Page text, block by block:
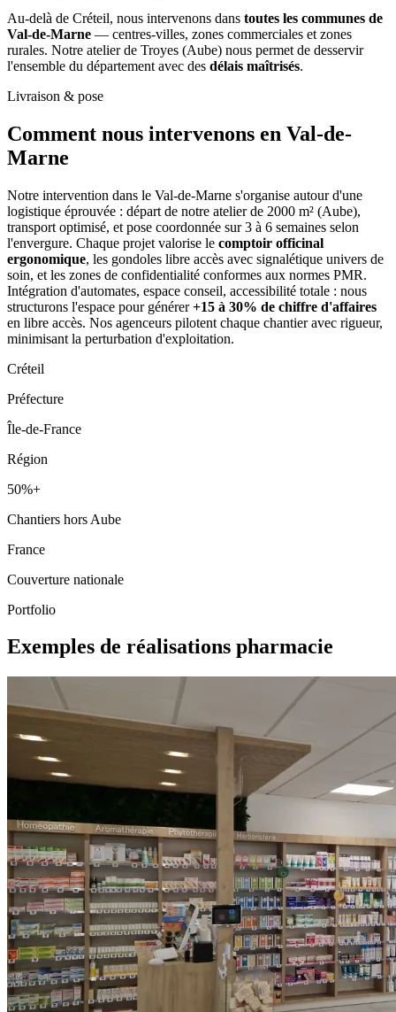
Au-delà de Créteil, nous intervenons dans toutes les communes de
Val-de-Marne — centres-villes, zones commerciales et zones
rurales. Notre atelier de Troyes (Aube) nous permet de desservir
l'ensemble du département avec des délais maîtrisés.
Livraison & pose
Comment nous intervenons en Val-de-
Marne
Notre intervention dans le Val-de-Marne s'organise autour d'une
logistique éprouvée : départ de notre atelier de 2000 m² (Aube),
transport optimisé, et pose coordonnée sur 3 à 6 semaines selon
l'envergure. Chaque projet valorise le comptoir officinal
ergonomique, les gondoles libre accès avec signalétique univers de
soin, et les zones de confidentialité conformes aux normes PMR.
Intégration d'automates, espace conseil, accessibilité totale : nous
structurons l'espace pour générer+15 à 30% de chiffre d'affaires
en libre accès. Nos agenceurs pilotent chaque chantier avec rigueur,
minimisant la perturbation d'exploitation.
Créteil
Préfecture
Île-de-France
Région
50%+
Chantiers hors Aube
France
Couverture nationale
Portfolio
Exemples de réalisations pharmacie